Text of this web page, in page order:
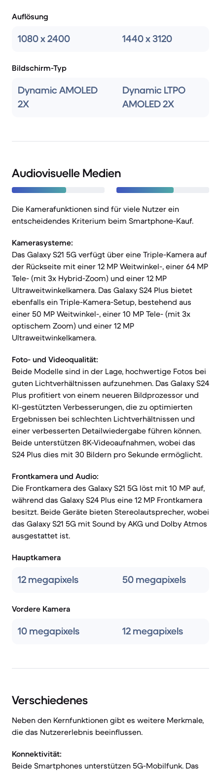
Auflösung
1080 x 2400 1440 x 3120
Bildschirm-Typ
Dynamic AMOLED
2X
Dynamic LTPO
AMOLED 2X
Audiovisuelle Medien
Die Kamerafunktionen sind für viele Nutzer ein
entscheidendes Kriterium beim Smartphone-Kauf.
Kamerasysteme:
Das Galaxy S21 5G verfügt über eine Triple-Kamera auf
der Rückseite mit einer 12 MP Weitwinkel-, einer 64 MP
Tele- (mit 3x Hybrid-Zoom) und einer 12 MP
Ultraweitwinkelkamera. Das Galaxy S24 Plus bietet
ebenfalls ein Triple-Kamera-Setup, bestehend aus
einer 50 MP Weitwinkel-, einer 10 MP Tele- (mit 3x
optischem Zoom) und einer 12 MP
Ultraweitwinkelkamera.
Foto- und Videoqualität:
Beide Modelle sind in der Lage, hochwertige Fotos bei
guten Lichtverhältnissen aufzunehmen. Das Galaxy S24
Plus profitiert von einem neueren Bildprozessor und
KI-gestützten Verbesserungen, die zu optimierten
Ergebnissen bei schlechten Lichtverhältnissen und
einer verbesserten Detailwiedergabe führen können.
Beide unterstützen 8K-Videoaufnahmen, wobei das
S24 Plus dies mit 30 Bildern pro Sekunde ermöglicht.
Frontkamera und Audio:
Die Frontkamera des Galaxy S21 5G löst mit 10 MP auf,
während das Galaxy S24 Plus eine 12 MP Frontkamera
besitzt. Beide Geräte bieten Stereolautsprecher, wobei
das Galaxy S21 5G mit Sound by AKG und Dolby Atmos
ausgestattet ist.
Hauptkamera
12 megapixels 50 megapixels
Vordere Kamera
10 megapixels 12 megapixels
Verschiedenes
Neben den Kernfunktionen gibt es weitere Merkmale,
die das Nutzererlebnis beeinflussen.
Konnektivität:
Beide Smartphones unterstützen 5G-Mobilfunk. Das